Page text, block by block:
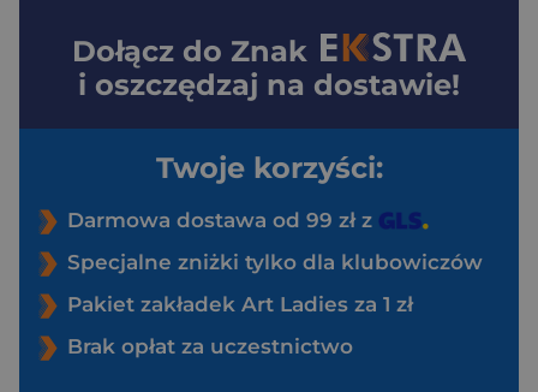
Dołącz do Znak
i oszczędzaj na dostawie!
Twoje korzyści:
Darmowa dostawa od 99 zł z
Specjalne zniżki tylko dla klubowiczów
Pakiet zakładek Art Ladies za 1 zł
Brak opłat za uczestnictwo